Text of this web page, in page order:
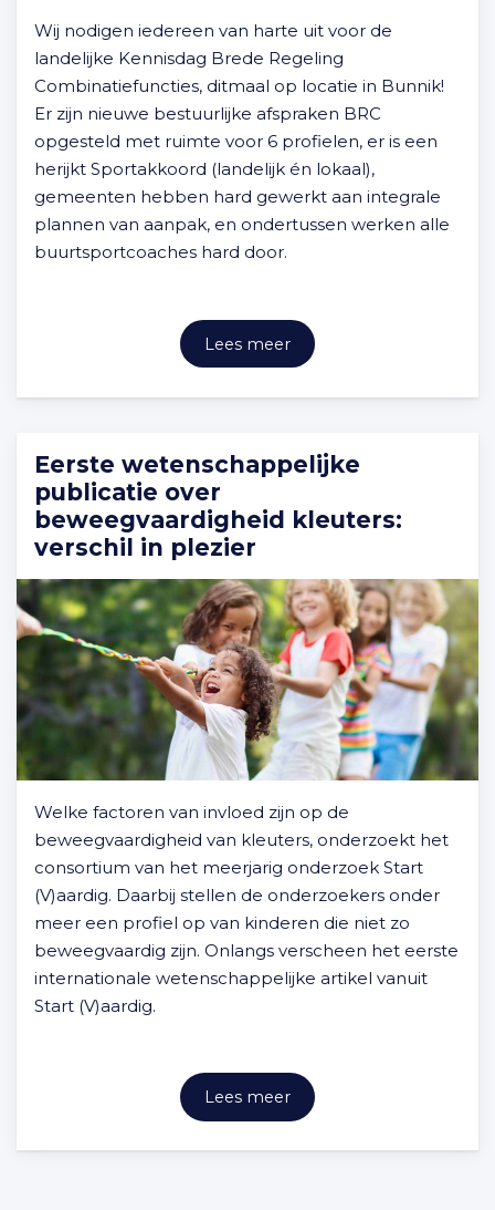
Wij nodigen iedereen van harte uit voor de
landelijke Kennisdag Brede Regeling
Combinatiefuncties, ditmaal op locatie in Bunnik!
Er zijn nieuwe bestuurlijke afspraken BRC
opgesteld met ruimte voor 6 profielen, er is een
herijkt Sportakkoord (landelijk én lokaal),
gemeenten hebben hard gewerkt aan integrale
plannen van aanpak, en ondertussen werken alle
buurtsportcoaches hard door.
Lees meer
Eerste wetenschappelijke
publicatie over
beweegvaardigheid kleuters:
verschil in plezier
Welke factoren van invloed zijn op de
beweegvaardigheid van kleuters, onderzoekt het
consortium van het meerjarig onderzoek Start
(V)aardig. Daarbij stellen de onderzoekers onder
meer een profiel op van kinderen die niet zo
beweegvaardig zijn. Onlangs verscheen het eerste
internationale wetenschappelijke artikel vanuit
Start (V)aardig.
Lees meer